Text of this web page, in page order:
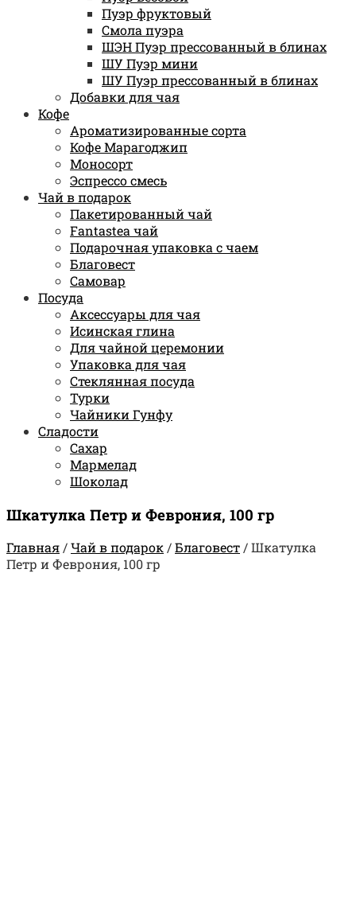
Пуэр фруктовый
Смола пуэра
ШЭН Пуэр прессованный в блинах
ШУ Пуэр мини
ШУ Пуэр прессованный в блинах
Добавки для чая
Кофе
Ароматизированные сорта
Кофе Марагоджип
Моносорт
Эспрессо смесь
Чай в подарок
Пакетированный чай
Fantastea чай
Подарочная упаковка с чаем
Благовест
Самовар
Посуда
Аксессуары для чая
Исинская глина
Для чайной церемонии
Упаковка для чая
Стеклянная посуда
Турки
Чайники Гунфу
Сладости
Сахар
Мармелад
Шоколад
Шкатулка Петр и Феврония, 100 гр
Главная/Чай в подарок/Благовест/Шкатулка
Петр и Феврония, 100 гр